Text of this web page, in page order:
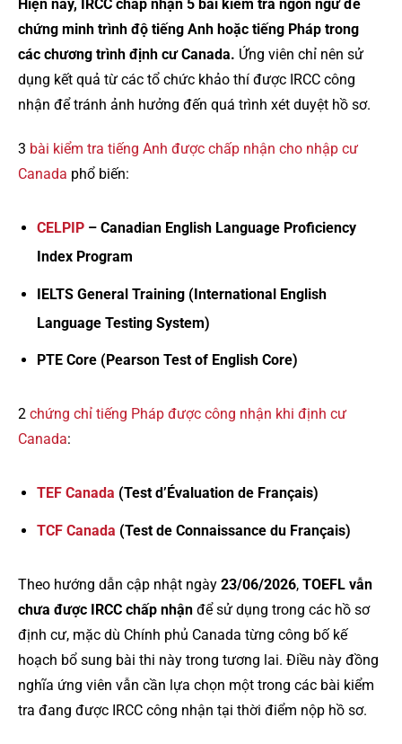
Hiện nay, IRCC chấp nhận 5 bài kiểm tra ngôn ngữ để
chứng minh trình độ tiếng Anh hoặc tiếng Pháp trong
các chương trình định cư Canada. Ứng viên chỉ nên sử
dụng kết quả từ các tổ chức khảo thí được IRCC công
nhận để tránh ảnh hưởng đến quá trình xét duyệt hồ sơ.
3 bài kiểm tra tiếng Anh được chấp nhận cho nhập cư
Canada phổ biến:
CELPIP– Canadian English Language Proficiency
Index Program
IELTS General Training (International English
Language Testing System)
PTE Core (Pearson Test of English Core)
2 chứng chỉ tiếng Pháp được công nhận khi định cư
Canada:
TEF Canada (Test d’Évaluation de Français)
TCF Canada (Test de Connaissance du Français)
Theo hướng dẫn cập nhật ngày 23/06/2026, TOEFL vẫn
chưa được IRCC chấp nhận để sử dụng trong các hồ sơ
định cư, mặc dù Chính phủ Canada từng công bố kế
hoạch bổ sung bài thi này trong tương lai. Điều này đồng
nghĩa ứng viên vẫn cần lựa chọn một trong các bài kiểm
tra đang được IRCC công nhận tại thời điểm nộp hồ sơ.